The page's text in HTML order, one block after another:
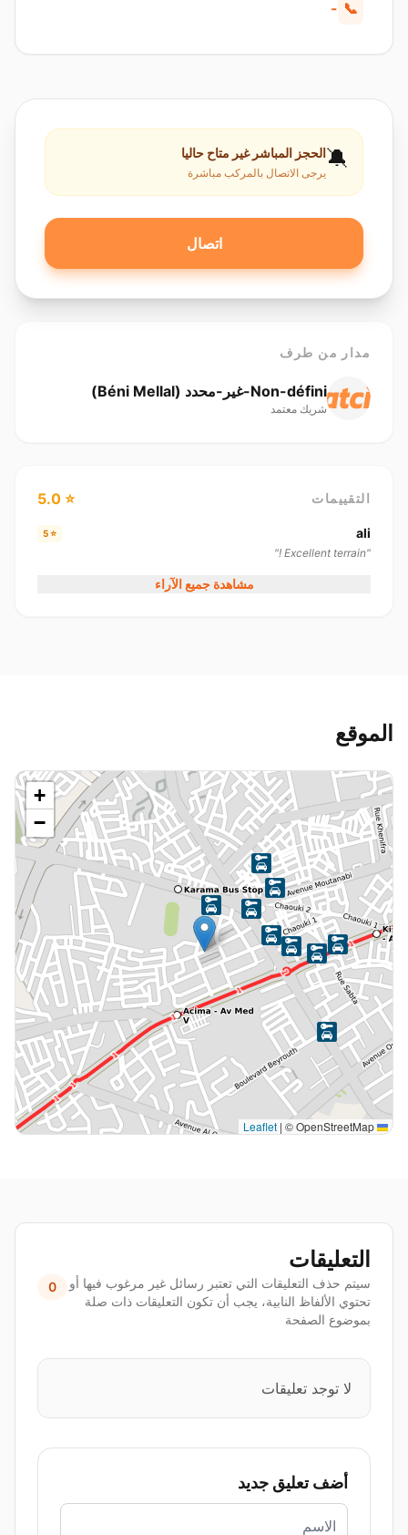
📞
-
🔕الحجز المباشر غير متاح حاليا
يرجى الاتصال بالمركب مباشرة
اتصال
مدار من طرف
Non-défini-غير-محدد ( Béni Mellal)
شريك معتمد
التقييمات ⭐ 5.0
ali
⭐ 5
"Excellent terrain !"
مشاهدة جميع الآراء
الموقع
+
−
| © OpenStreetMap
التعليقات
سيتم حذف التعليقات التي تعتبر رسائل غير مرغوب فيها أو
تحتوي الألفاظ النابية، يجب أن تكون التعليقات ذات صلة
بموضوع الصفحة
0
لا توجد تعليقات
أضف تعليق جديد